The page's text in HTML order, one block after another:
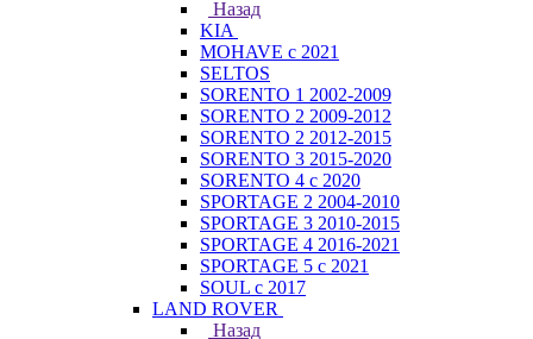
Назад
KIA
MOHAVE с 2021
SELTOS
SORENTO 1 2002-2009
SORENTO 2 2009-2012
SORENTO 2 2012-2015
SORENTO 3 2015-2020
SORENTO 4 с 2020
SPORTAGE 2 2004-2010
SPORTAGE 3 2010-2015
SPORTAGE 4 2016-2021
SPORTAGE 5 с 2021
SOUL с 2017
LAND ROVER
Назад